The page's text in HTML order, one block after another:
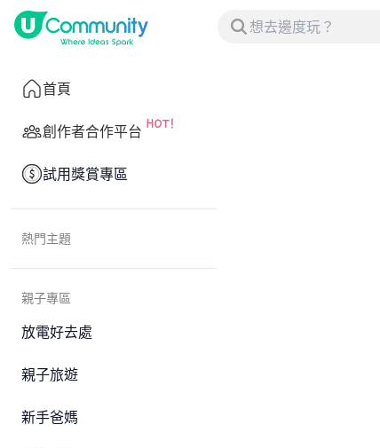
首頁
創作者合作平台
試用獎賞專區
熱門主題
親子專區
放電好去處
親子旅遊
新手爸媽